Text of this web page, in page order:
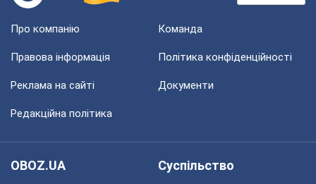
Про компанію Команда
Правова інформація Політика конфіденційності
Реклама на сайті Документи
Редакційна політика
OBOZ.UA
Суспільство